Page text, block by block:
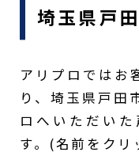
埼玉県戸
アリプロではお
り、埼玉県戸田
ロへいただい
す。(名前をクリ